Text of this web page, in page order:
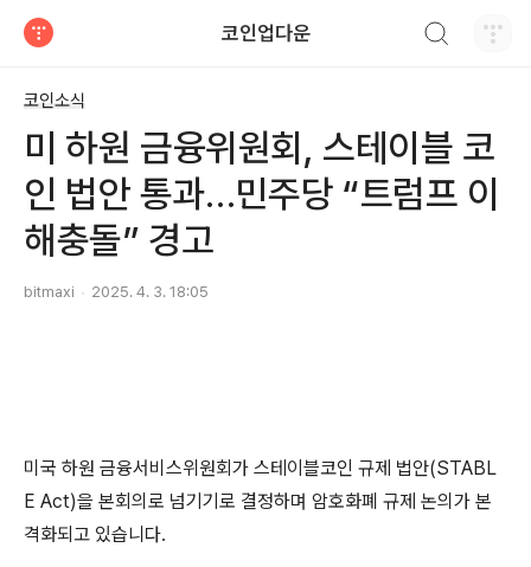
코인업다운
코인소식
미 하원 금융위원회, 스테이블 코
인 법안 통과…민주당 “트럼프 이
해충돌” 경고
bitmaxi 2025. 4. 3. 18:05
미국 하원 금융서비스위원회가 스테이블코인 규제 법안(STABL
E Act)을 본회의로 넘기기로 결정하며 암호화폐 규제 논의가 본
격화되고 있습니다.